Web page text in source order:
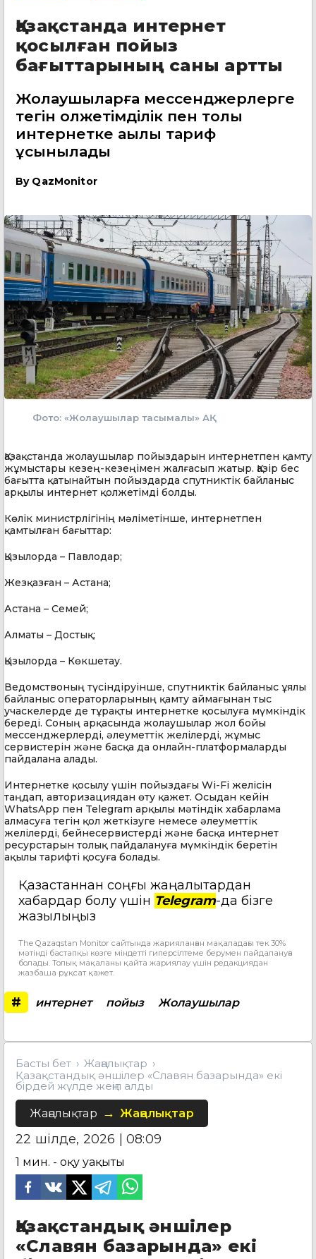
Қазақстанда интернет
қосылған пойыз
бағыттарының саны артты
Жолаушыларға мессенджерлерге
тегін қолжетімділік пен толық
интернетке ақылы тариф
ұсынылады
By QazMonitor
Фото: «Жолаушылар тасымалы» АҚ
Қазақстанда жолаушылар пойыздарын интернетпен қамту
жұмыстары кезең-кезеңімен жалғасып жатыр. Қазір бес
бағытта қатынайтын пойыздарда спутниктік байланыс
арқылы интернет қолжетімді болды.
Көлік министрлігінің мәліметінше, интернетпен
қамтылған бағыттар:
Қызылорда – Павлодар;
Жезқазған – Астана;
Астана – Семей;
Алматы – Достық;
Қызылорда – Көкшетау.
Ведомствоның түсіндіруінше, спутниктік байланыс ұялы
байланыс операторларының қамту аймағынан тыс
учаскелерде де тұрақты интернетке қосылуға мүмкіндік
береді. Соның арқасында жолаушылар жол бойы
мессенджерлерді, әлеуметтік желілерді, жұмыс
сервистерін және басқа да онлайн-платформаларды
пайдалана алады.
Интернетке қосылу үшін пойыздағы Wi-Fi желісін
таңдап, авторизациядан өту қажет. Осыдан кейін
WhatsApp пен Telegram арқылы мәтіндік хабарлама
алмасуға тегін қол жеткізуге немесе әлеуметтік
желілерді, бейнесервистерді және басқа интернет
ресурстарын толық пайдалануға мүмкіндік беретін
ақылы тарифті қосуға болады.
Қазақстаннан соңғы жаңалықтардан
хабардар болу үшін Telegram-да бізге
жазылыңыз
The Qazaqstan Monitor сайтында жарияланған мақаладағы тек 30%
мәтінді бастапқы көзге міндетті гиперсілтеме берумен пайдалануға
болады. Толық мақаланы қайта жариялау үшін редакциядан
жазбаша рұқсат қажет.
# интернет пойыз Жолаушылар
Басты бет
Жаңалықтар
Қазақстандық әншілер «Славян базарында» екі
бірдей жүлде жеңіп алды
Жаңалықтар Жаңалықтар
22 шілде, 2026 | 08:09
1 мин. - оқу уақыты
Қазақстандық әншілер
«Славян базарында» екі